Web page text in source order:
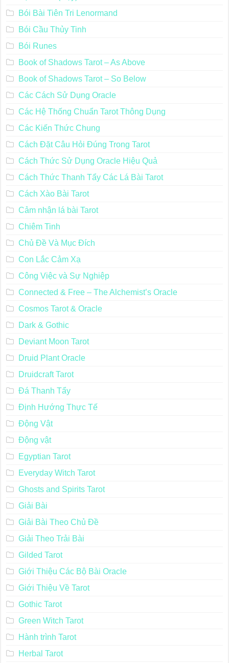
Bói Bài Tiên Tri Lenormand
Bói Cầu Thủy Tinh
Bói Runes
Book of Shadows Tarot – As Above
Book of Shadows Tarot – So Below
Các Cách Sử Dụng Oracle
Các Hệ Thống Chuẩn Tarot Thông Dụng
Các Kiến Thức Chung
Cách Đặt Câu Hỏi Đúng Trong Tarot
Cách Thức Sử Dụng Oracle Hiệu Quả
Cách Thức Thanh Tẩy Các Lá Bài Tarot
Cách Xào Bài Tarot
Cảm nhận lá bài Tarot
Chiêm Tinh
Chủ Đề Và Mục Đích
Con Lắc Cảm Xạ
Công Việc và Sự Nghiệp
Connected & Free – The Alchemist’s Oracle
Cosmos Tarot & Oracle
Dark & Gothic
Deviant Moon Tarot
Druid Plant Oracle
Druidcraft Tarot
Đá Thanh Tẩy
Định Hướng Thực Tế
Động Vật
Động vật
Egyptian Tarot
Everyday Witch Tarot
Ghosts and Spirits Tarot
Giải Bài
Giải Bài Theo Chủ Đề
Giải Theo Trải Bài
Gilded Tarot
Giới Thiệu Các Bộ Bài Oracle
Giới Thiệu Về Tarot
Gothic Tarot
Green Witch Tarot
Hành trình Tarot
Herbal Tarot